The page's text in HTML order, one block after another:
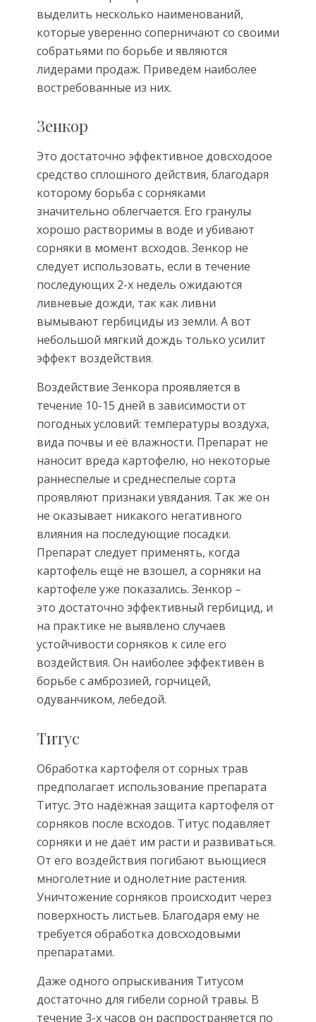
выделить несколько наименований,
которые уверенно соперничают со своими
собратьями по борьбе и являются
лидерами продаж. Приведём наиболее
востребованные из них.
Зенкор
Это достаточно эффективное довсходоое
средство сплошного действия, благодаря
которому борьба с сорняками
значительно облегчается. Его гранулы
хорошо растворимы в воде и убивают
сорняки в момент всходов. Зенкор не
следует использовать, если в течение
последующих 2-х недель ожидаются
ливневые дожди, так как ливни
вымывают гербициды из земли. А вот
небольшой мягкий дождь только усилит
эффект воздействия.
Воздействие Зенкора проявляется в
течение 10-15 дней в зависимости от
погодных условий: температуры воздуха,
вида почвы и её влажности. Препарат не
наносит вреда картофелю, но некоторые
раннеспелые и среднеспелые сорта
проявляют признаки увядания. Так же он
не оказывает никакого негативного
влияния на последующие посадки.
Препарат следует применять, когда
картофель ещё не взошел, а сорняки на
картофеле уже показались. Зенкор –
это достаточно эффективный гербицид, и
на практике не выявлено случаев
устойчивости сорняков к силе его
воздействия. Он наиболее эффективен в
борьбе с амброзией, горчицей,
одуванчиком, лебедой.
Титус
Обработка картофеля от сорных трав
предполагает использование препарата
Титус. Это надёжная защита картофеля от
сорняков после всходов. Титус подавляет
сорняки и не даёт им расти и развиваться.
От его воздействия погибают вьющиеся
многолетние и однолетние растения.
Уничтожение сорняков происходит через
поверхность листьев. Благодаря ему не
требуется обработка довсходовыми
препаратами.
Даже одного опрыскивания Титусом
достаточно для гибели сорной травы. В
течение 3-х часов он распространяется по